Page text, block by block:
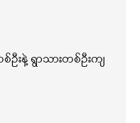
းနဲ့ ရွာသားတစ်ဦးကျ